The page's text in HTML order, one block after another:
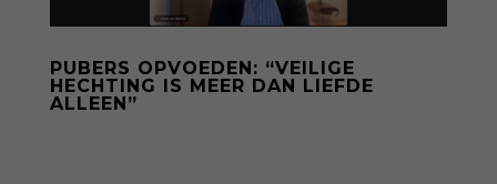
PUBERS OPVOEDEN: “VEILIGE
HECHTING IS MEER DAN LIEFDE
ALLEEN”